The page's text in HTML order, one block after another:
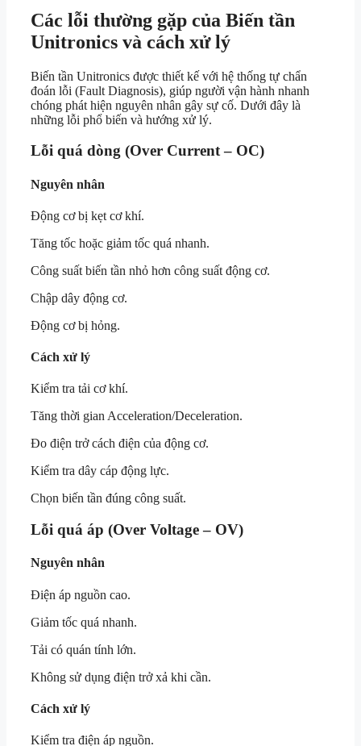
Các lỗi thường gặp của Biến tần
Unitronics và cách xử lý
Biến tần Unitronics được thiết kế với hệ thống tự chẩn
đoán lỗi (Fault Diagnosis), giúp người vận hành nhanh
chóng phát hiện nguyên nhân gây sự cố. Dưới đây là
những lỗi phổ biến và hướng xử lý.
Lỗi quá dòng (Over Current – OC)
Nguyên nhân
Động cơ bị kẹt cơ khí.
Tăng tốc hoặc giảm tốc quá nhanh.
Công suất biến tần nhỏ hơn công suất động cơ.
Chập dây động cơ.
Động cơ bị hỏng.
Cách xử lý
Kiểm tra tải cơ khí.
Tăng thời gian Acceleration/Deceleration.
Đo điện trở cách điện của động cơ.
Kiểm tra dây cáp động lực.
Chọn biến tần đúng công suất.
Lỗi quá áp (Over Voltage – OV)
Nguyên nhân
Điện áp nguồn cao.
Giảm tốc quá nhanh.
Tải có quán tính lớn.
Không sử dụng điện trở xả khi cần.
Cách xử lý
Kiểm tra điện áp nguồn.